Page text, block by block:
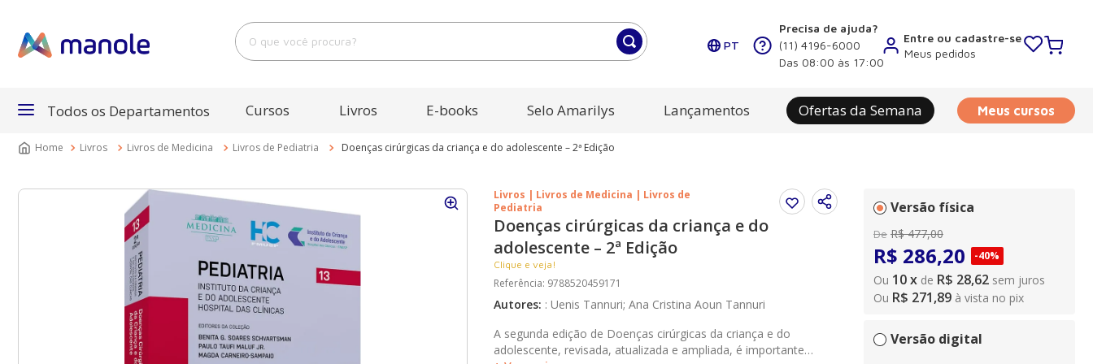
O que você procura?
PT
Precisa de ajuda?
(11) 4196-6000
Das 08:00 às 17:00
Entre ou cadastre-se
Meus pedidos
Todos os Departamentos Cursos Livros E-books Selo Amarilys Lançamentos Ofertas da Semana Meus cursos
Livros Livros de Medicina Livros de Pediatria Doenças cirúrgicas da criança e do adolescente – 2ª Edição
Livros | Livros de Medicina | Livros de
Pediatria
Doenças cirúrgicas da criança e do
adolescente – 2ª Edição
Clique e veja!
Referência: 9788520459171
Autores: : Uenis Tannuri; Ana Cristina Aoun Tannuri
A segunda edição de Doenças cirúrgicas da criança e do
adolescente, revisada, atualizada e ampliada, é importante
Versão física
De R$ 477,00
R$ 286,20
Ou 10x de R$ 28,62 sem juros
-40%
Ou R$ 271,89 à vista no pix
Versão digital